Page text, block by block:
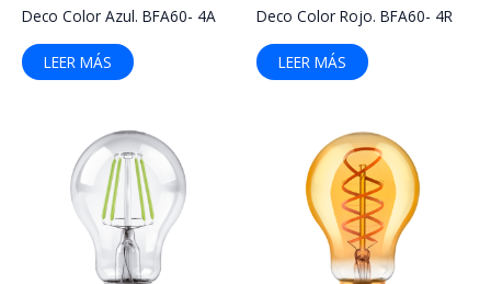
Deco Color Azul. BFA60- 4A
LEER MÁS
Deco Color Rojo. BFA60- 4R
LEER MÁS